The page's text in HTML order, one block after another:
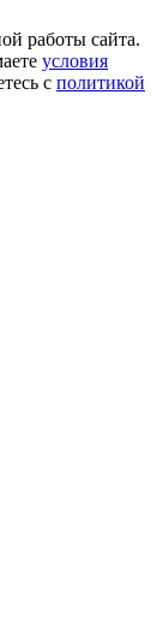
работы сайта.
условия
с политикой